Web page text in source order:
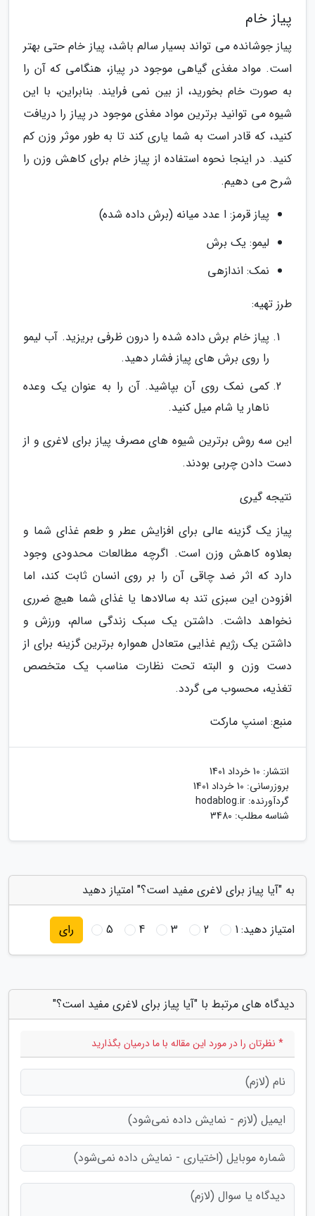
پیاز خام
پیاز جوشانده می تواند بسیار سالم باشد، پیاز خام حتی بهتر
است. مواد مغذی گیاهی موجود در پیاز، هنگامی که آن را
به صورت خام بخورید، از بین نمی فرایند. بنابراین، با این
شیوه می توانید برترین مواد مغذی موجود در پیاز را دریافت
کنید، که قادر است به شما یاری کند تا به طور موثر وزن کم
کنید. در اینجا نحوه استفاده از پیاز خام برای کاهش وزن را
شرح می دهیم.
پیاز قرمز: ا عدد میانه (برش داده شده)
لیمو: یک برش
نمک: اندازهی
طرز تهیه:
پیاز خام برش داده شده را درون ظرفی بریزید. آب لیمو
را روی برش های پیاز فشار دهید.
کمی نمک روی آن بپاشید. آن را به عنوان یک وعده
ناهار یا شام میل کنید.
این سه روش برترین شیوه های مصرف پیاز برای لاغری و از
دست دادن چربی بودند.
نتیجه گیری
پیاز یک گزینه عالی برای افزایش عطر و طعم غذای شما و
بعلاوه کاهش وزن است. اگرچه مطالعات محدودی وجود
دارد که اثر ضد چاقی آن را بر روی انسان ثابت کند، اما
افزودن این سبزی تند به سالادها یا غذای شما هیچ ضرری
نخواهد داشت. داشتن یک سبک زندگی سالم، ورزش و
داشتن یک رژیم غذایی متعادل همواره برترین گزینه برای از
دست وزن و البته تحت نظارت مناسب یک متخصص
تغذیه، محسوب می گردد.
منبع: اسنپ مارکت
انتشار: 10 خرداد 1401
بروزرسانی: 10 خرداد 1401
گردآورنده: hodablog.ir
شناسه مطلب: 3480
به "آیا پیاز برای لاغری مفید است؟" امتیاز دهید
امتیاز دهید:1
2
3
4
5 رای
دیدگاه های مرتبط با "آیا پیاز برای لاغری مفید است؟"
* نظرتان را در مورد این مقاله با ما درمیان بگذارید